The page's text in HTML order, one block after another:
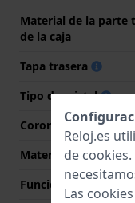
Material de la parte
de la caja
Tapa trasera
Tipo de cristal
Corona
Material del bisel
Función del bisel
Reloj.es
de cookies
Las